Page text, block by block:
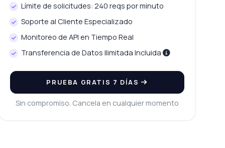
Límite de solicitudes: 240 reqs por minuto
Soporte al Cliente Especializado
Monitoreo de API en Tiempo Real
Transferencia de Datos Ilimitada Incluida
PRUEBA GRATIS 7 DÍAS
Sin compromiso. Cancela en cualquier momento